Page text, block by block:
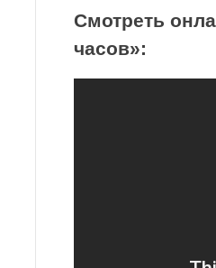
Смотреть
часов»: